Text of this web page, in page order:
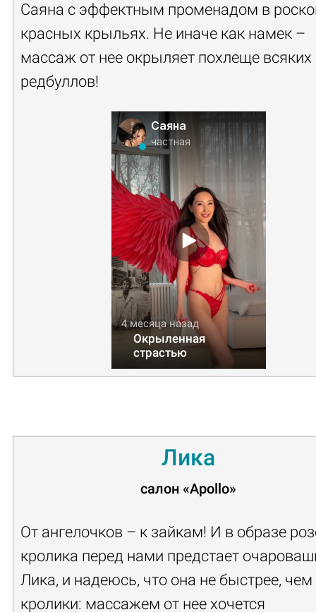
Саяна с эффектным променадом в
красных крыльях. Не иначе как намек –
массаж от нее окрыляет похлеще всяких
редбуллов!
4 месяца назад
Окрыленная
страстью
Саяна
частная
Лика
салон «Apollo»
От ангелочков – к зайкам! И в образе
кролика перед нами предстает
Лика, и надеюсь, что она не быстрее, чем
кролики: массажем от нее хочется